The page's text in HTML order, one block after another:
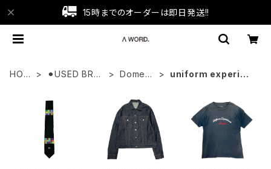
15時までのオーダーは即日発送!!
HOM
⚫︎USED BRA
Domesti
uniform experime